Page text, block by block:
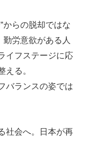
からの脱却ではな
勤労意欲がある人
イフステージに応
える。
バランスの姿では
社会へ。日本が再